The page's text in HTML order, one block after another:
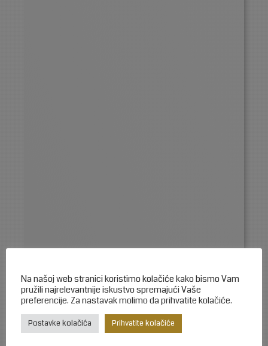
2.ŽNL
Na našoj web stranici koristimo kolačiće kako bismo Vam
pružili najrelevantnije iskustvo spremajući Vaše
preferencije. Za nastavak molimo da prihvatite kolačiće.
Postavke kolačića Prihvatite kolačiće